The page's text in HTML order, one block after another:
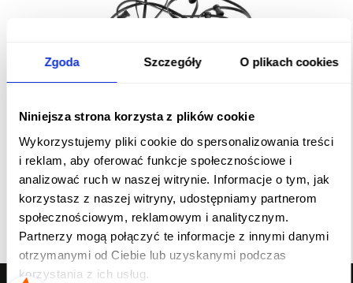
Zgoda Szczegóły O plikach cookies
Niniejsza strona korzysta z plików cookie
Wykorzystujemy pliki cookie do spersonalizowania treści
i reklam, aby oferować funkcje społecznościowe i
analizować ruch w naszej witrynie. Informacje o tym, jak
korzystasz z naszej witryny, udostępniamy partnerom
społecznościowym, reklamowym i analitycznym.
Partnerzy mogą połączyć te informacje z innymi danymi
otrzymanymi od Ciebie lub uzyskanymi podczas
korzystania z ich usług.
gwint E27, IP44
905,00 zł
Do koszyka